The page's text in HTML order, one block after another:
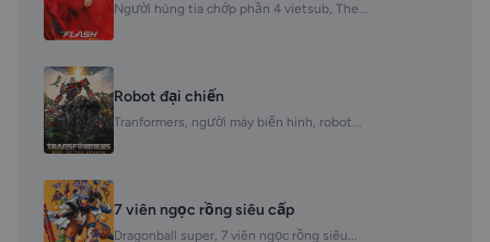
Người hùng tia chớp phần 4 vietsub, The...
Robot đại chiến
Tranformers, người máy biến hình, robot...
7 viên ngọc rồng siêu cấp
Dragonball super, 7 viên ngọc rồng siêu...